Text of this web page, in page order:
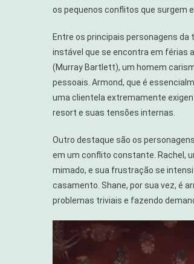
os pequenos conflitos que surgem
Entre os principais personagens
instável que se encontra em férias
(Murray Bartlett), um homem
pessoais. Armond, que é
uma clientela extremamente
resort e suas tensões internas.
Outro destaque são os
em um conflito constante. Rachel,
mimado, e sua frustração se
casamento. Shane, por sua vez, é
problemas triviais e fazendo